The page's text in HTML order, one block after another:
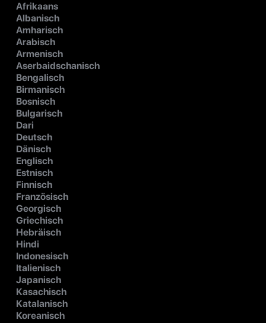
Afrikaans
Albanisch
Amharisch
Arabisch
Armenisch
Aserbaidschanisch
Bengalisch
Birmanisch
Bosnisch
Bulgarisch
Dari
Deutsch
Dänisch
Englisch
Estnisch
Finnisch
Französisch
Georgisch
Griechisch
Hebräisch
Hindi
Indonesisch
Italienisch
Japanisch
Kasachisch
Katalanisch
Koreanisch